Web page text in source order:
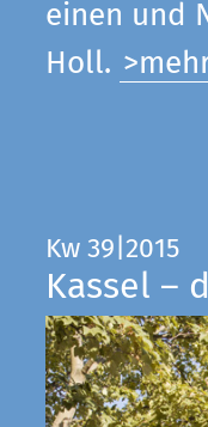
einen und
Holl.
Kw 39|2015
Kassel –